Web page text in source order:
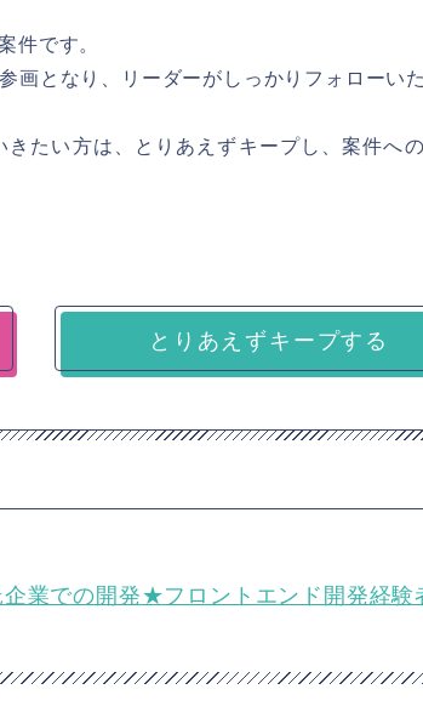
件です。
画となり、リーダーがしっかりフォローい
たい方は、とりあえずキープし、案件へ
とりあえずキープする
業での開発★フロントエンド開発経験